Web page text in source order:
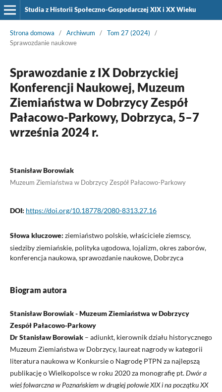
Studia z Historii Społeczno-Gospodarczej XIX i XX Wieku
Strona domowa / Archiwum / Tom 27 (2024)
/
Sprawozdanie naukowe
Sprawozdanie z IX Dobrzyckiej
Konferencji Naukowej, Muzeum
Ziemiaństwa w Dobrzycy Zespół
Pałacowo-Parkowy, Dobrzyca, 5–7
września 2024 r.
Stanisław Borowiak
Muzeum Ziemiaństwa w Dobrzycy Zespół Pałacowo-Parkowy
DOI: https://doi.org/10.18778/2080-8313.27.16
Słowa kluczowe: ziemiaństwo polskie, właściciele ziemscy,
siedziby ziemiańskie, polityka ugodowa, lojalizm, okres zaborów,
konferencja naukowa, sprawozdanie naukowe, Dobrzyca
Biogram autora
Stanisław Borowiak - Muzeum Ziemiaństwa w Dobrzycy
Zespół Pałacowo-Parkowy
Dr Stanisław Borowiak– adiunkt, kierownik działu historycznego
Muzeum Ziemiaństwa w Dobrzycy, laureat nagrody w kategorii
literatura naukowa w Konkursie o Nagrodę PTPN za najlepszą
publikację o Wielkopolsce w roku 2020 za monografię pt.Dwór a
wieś folwarczna w Poznańskiem w drugiej połowie XIX i na początku XX